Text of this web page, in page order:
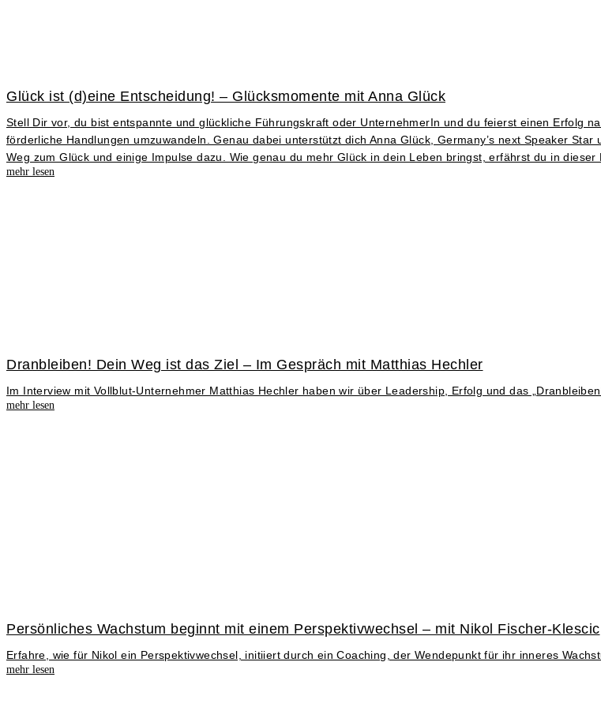
Glück ist (d)eine Entscheidung! – Glücksmomente mit Anna Glück
Stell Dir vor, du bist entspannte und glückliche Führungskraft oder UnternehmerIn und du feierst einen Erfolg
förderliche Handlungen umzuwandeln. Genau dabei unterstützt dich Anna Glück, Germany’s next Speaker
Weg zum Glück und einige Impulse dazu. Wie genau du mehr Glück in dein Leben bringst, erfährst du in dieser
mehr lesen
Dranbleiben! Dein Weg ist das Ziel – Im Gespräch mit Matthias Hechler
Im Interview mit Vollblut-Unternehmer Matthias Hechler haben wir über Leadership, Erfolg und das
mehr lesen
Persönliches Wachstum beginnt mit einem Perspektivwechsel – mit Nikol Fischer-Klescic
Erfahre, wie für Nikol ein Perspektivwechsel, initiiert durch ein Coaching, der Wendepunkt für ihr inneres
mehr lesen